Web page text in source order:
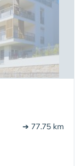
➔ 77.75 km